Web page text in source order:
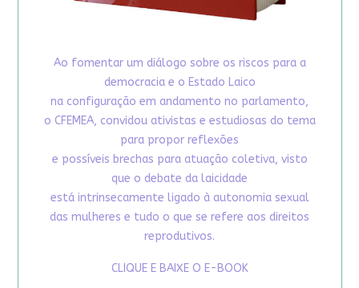
Ao fomentar um diálogo sobre os riscos para a
democracia e o Estado Laico
na configuração em andamento no parlamento,
o CFEMEA, convidou ativistas e estudiosas do tema
para propor reflexões
e possíveis brechas para atuação coletiva, visto
que o debate da laicidade
está intrinsecamente ligado à autonomia sexual
das mulheres e tudo o que se refere aos direitos
reprodutivos.
CLIQUE E BAIXE O E-BOOK